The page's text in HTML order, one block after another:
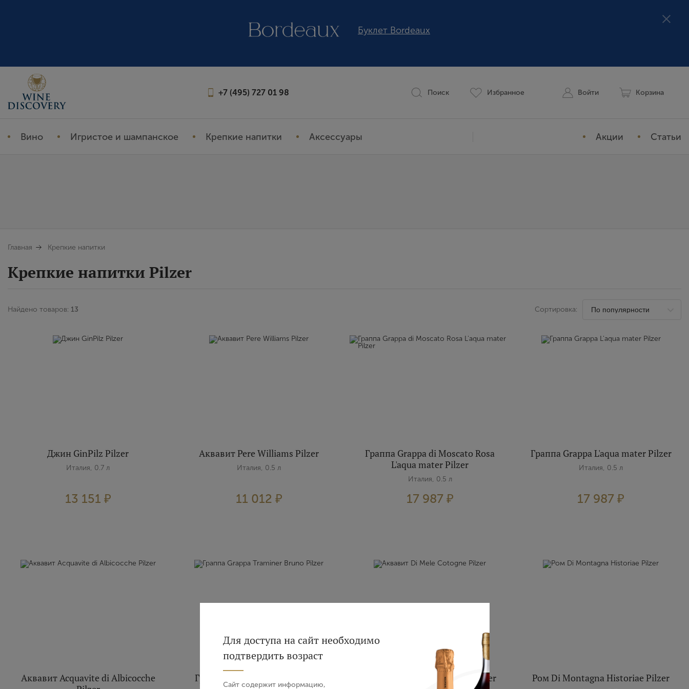
Буклет Bordeaux
+7 (495) 727 01 98 Поиск Избранное Войти Корзина
Вино Игристое и шампанское Крепкие напитки Аксессуары Акции Статьи
Главная Крепкие напитки
Крепкие напитки Pilzer
Найдено товаров: 13 Сортировка:
Джин GinPilz Pilzer
Италия, 0.7 л
13 151 ₽
Аквавит Pere Williams Pilzer
Италия, 0.5 л
11 012 ₽
Граппа Grappa di Moscato Rosa
L'aqua mater Pilzer
Италия, 0.5 л
17 987 ₽
Граппа Grappa L'aqua mater Pilzer
Италия, 0.5 л
17 987 ₽
Аквавит Acquavite di Albicocche
Граппа Grappa Traminer Bruno
Аквавит Di Mele Cotogne Pilzer Ром Di Montagna Historiae Pilzer
Для доступа на сайт необходимо
подтвердить возраст
Сайт содержит информацию,
Авторизация